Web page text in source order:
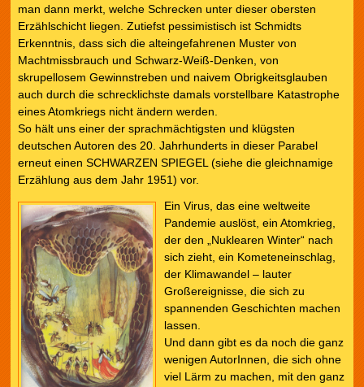
man dann merkt, welche Schrecken unter dieser obersten
Erzählschicht liegen. Zutiefst pessimistisch ist Schmidts
Erkenntnis, dass sich die alteingefahrenen Muster von
Machtmissbrauch und Schwarz-Weiß-Denken, von
skrupellosem Gewinnstreben und naivem Obrigkeitsglauben
auch durch die schrecklichste damals vorstellbare Katastrophe
eines Atomkriegs nicht ändern werden.
So hält uns einer der sprachmächtigsten und klügsten
deutschen Autoren des 20. Jahrhunderts in dieser Parabel
erneut einen SCHWARZEN SPIEGEL (siehe die gleichnamige
Erzählung aus dem Jahr 1951) vor.
Ein Virus, das eine weltweite
Pandemie auslöst, ein Atomkrieg,
der den „Nuklearen Winter“ nach
sich zieht, ein Kometeneinschlag,
der Klimawandel – lauter
Großereignisse, die sich zu
spannenden Geschichten machen
lassen.
Und dann gibt es da noch die ganz
wenigen AutorInnen, die sich ohne
viel Lärm zu machen, mit den ganz